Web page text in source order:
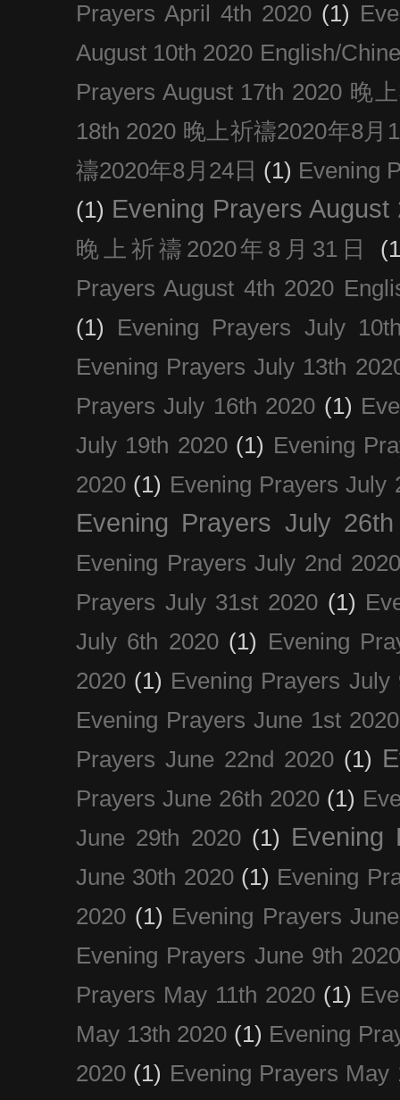
Prayers April 4th 2020 (1)
August 10th 2020 English/
Prayers August 17th 2020 晚
18th 2020 晚上祈禱2020年8月
禱2020年8月24日 (1) Evening
(1) Evening Prayers August
晚上祈禱2020年8月31日
Prayers August 4th 2020
(1)
Evening Prayers July
Evening Prayers July 13th
Prayers July 16th 2020 (1)
July 19th 2020 (1) Evening
2020 (1) Evening Prayers July
Evening Prayers July
Evening Prayers July 2nd 2020
Prayers July 31st 2020 (1)
July 6th 2020 (1) Evening
2020 (1) Evening Prayers July
Evening Prayers June 1st 2020
Prayers June 22nd 2020 (1)
Prayers June 26th 2020 (1)
June 29th 2020 (1) Evening
June 30th 2020 (1) Evening
2020 (1) Evening Prayers
Evening Prayers June 9th
Prayers May 11th 2020 (1)
May 13th 2020 (1) Evening
2020 (1) Evening Prayers May